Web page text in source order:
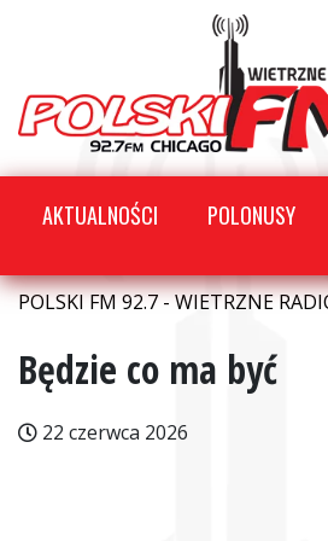
AKTUALNOŚCI POLONUSY
POLSKI FM 92.7 - WIETRZNE
Będzie co ma być
22 czerwca 2026